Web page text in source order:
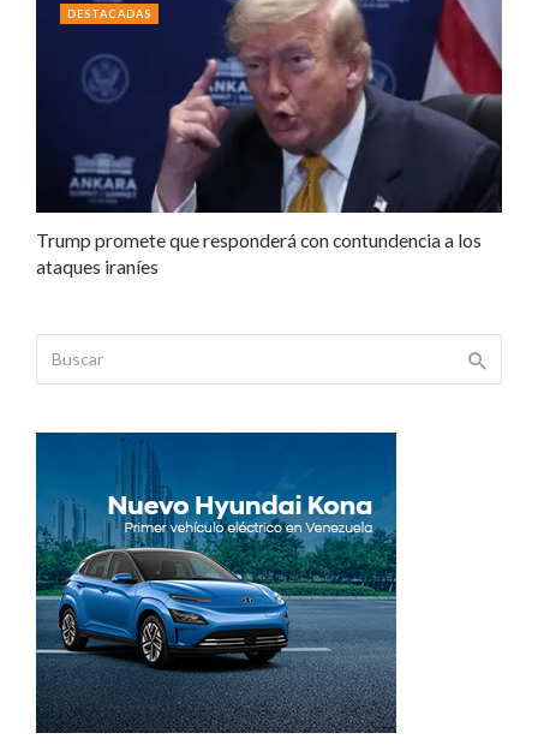
Trump promete que responderá con contundencia a los
ataques iraníes
DESTACADAS